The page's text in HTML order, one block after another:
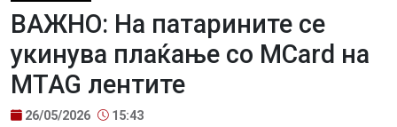
ВАЖНО: На патарините се
укинува плаќање со MCard на
MTAG лентите
26/05/2026 15:43